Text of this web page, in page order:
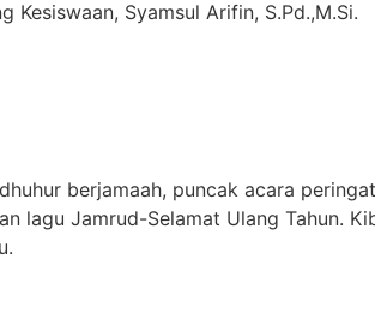
Kesiswaan, Syamsul Arifin, S.Pd.,M.Si.
berjamaah, puncak acara
lagu Jamrud-Selamat Ulang Tahun.